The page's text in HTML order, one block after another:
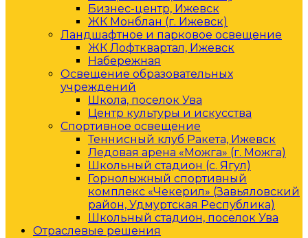
Бизнес-центр, Ижевск
ЖК Монблан (г. Ижевск)
Ландшафтное и парковое освещение
ЖК Лофтквартал, Ижевск
Набережная
Освещение образовательных
учреждений
Школа, поселок Ува
Центр культуры и искусства
Спортивное освещение
Теннисный клуб Ракета, Ижевск
Ледовая арена «Можга» (г. Можга)
Школьный стадион (с. Ягул)
Горнолыжный спортивный
комплекс «Чекерил» (Завьяловский
район, Удмуртская Республика)
Школьный стадион, поселок Ува
Отраслевые решения